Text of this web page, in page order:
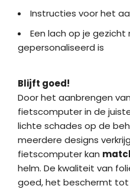
Instructies voor het
Een lach op je
gepersonaliseerd is
Blijft goed!
Door het aanbrengen
fietscomputer in de
lichte schades op de
meerdere designs
fietscomputer kan
helm. De kwaliteit van
goed, het beschermt tot